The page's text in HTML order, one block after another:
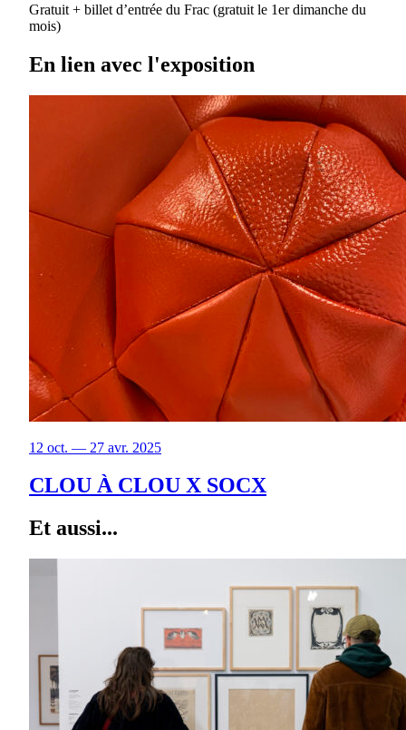
Gratuit + billet d’entrée du Frac (gratuit le 1er dimanche du
mois)
En lien avec l'exposition
12 oct. — 27 avr. 2025
CLOU À CLOU X SOCX
Et aussi...